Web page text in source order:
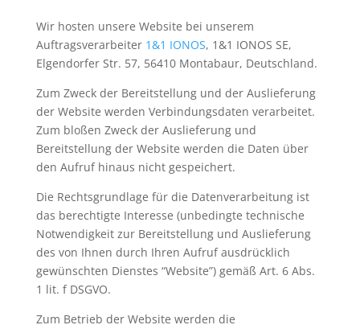
Wir hosten unsere Website bei unserem
Auftragsverarbeiter 1&1 IONOS, 1&1 IONOS SE,
Elgendorfer Str. 57, 56410 Montabaur, Deutschland.
Zum Zweck der Bereitstellung und der Auslieferung
der Website werden Verbindungsdaten verarbeitet.
Zum bloßen Zweck der Auslieferung und
Bereitstellung der Website werden die Daten über
den Aufruf hinaus nicht gespeichert.
Die Rechtsgrundlage für die Datenverarbeitung ist
das berechtigte Interesse (unbedingte technische
Notwendigkeit zur Bereitstellung und Auslieferung
des von Ihnen durch Ihren Aufruf ausdrücklich
gewünschten Dienstes “Website”) gemäß Art. 6 Abs.
1 lit. f DSGVO.
Zum Betrieb der Website werden die